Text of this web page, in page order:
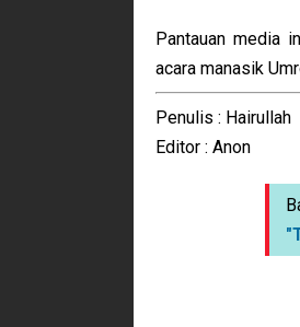
Pantauan media
acara manasik
Penulis : Hairullah
Editor : Anon